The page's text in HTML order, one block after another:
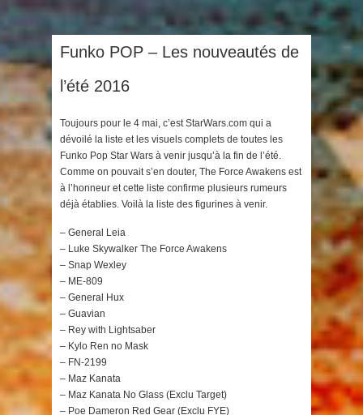
Funko POP – Les nouveautés de
l’été 2016
Toujours pour le 4 mai, c’est StarWars.com qui a
dévoilé la liste et les visuels complets de toutes les
Funko Pop Star Wars à venir jusqu’à la fin de l’été.
Comme on pouvait s’en douter, The Force Awakens est
à l’honneur et cette liste confirme plusieurs rumeurs
déjà établies. Voilà la liste des figurines à venir.
– General Leia
– Luke Skywalker The Force Awakens
– Snap Wexley
– ME-809
– General Hux
– Guavian
– Rey with Lightsaber
– Kylo Ren no Mask
– FN-2199
– Maz Kanata
– Maz Kanata No Glass (Exclu Target)
– Poe Dameron Red Gear (Exclu FYE)